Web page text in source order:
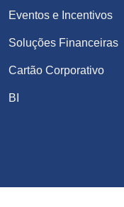
Eventos e Incentivos
Soluções Financeiras
Cartão Corporativo
BI